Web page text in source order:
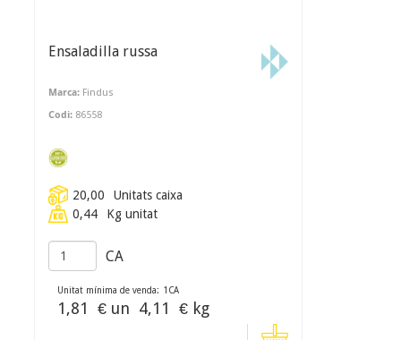
Ensaladilla russa
Marca: Findus
Codi: 86558
20,00
Unitats caixa
0,44
Kg unitat
CA
Unitat mínima de venda: 1 CA
1,81 € un 4,11 € kg